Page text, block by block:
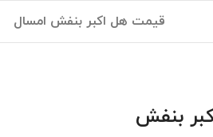
قیمت هل اکبر بنفش امسال
بنفش